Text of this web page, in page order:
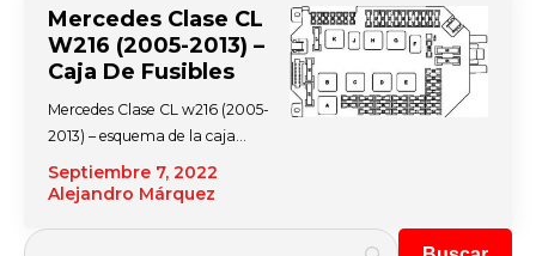
Mercedes Clase CL
W216 (2005-2013) –
Caja De Fusibles
Septiembre 7, 2022
Alejandro Márquez
Mercedes Clase CL w216 (2005-
2013) – esquema de la caja…